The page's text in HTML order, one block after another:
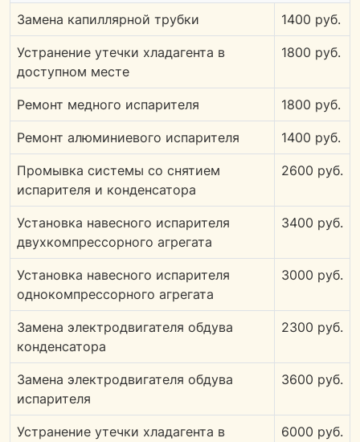
Замена капиллярной трубки 1400 руб.
Устранение утечки хладагента в
доступном месте
1800 руб.
Ремонт медного испарителя 1800 руб.
Ремонт алюминиевого испарителя 1400 руб.
Промывка системы со снятием
испарителя и конденсатора
2600 руб.
Установка навесного испарителя
двухкомпрессорного агрегата
3400 руб.
Установка навесного испарителя
однокомпрессорного агрегата
3000 руб.
Замена электродвигателя обдува
конденсатора
2300 руб.
Замена электродвигателя обдува
испарителя
3600 руб.
Устранение утечки хладагента в
6000 руб.